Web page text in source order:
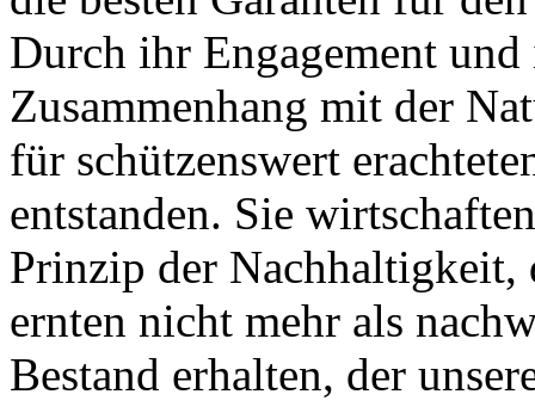
Durch ihr Engagement
Zusammenhang mit der
für schützenswert
entstanden. Sie
Prinzip der Nachhaltigkeit,
ernten nicht mehr als
Bestand erhalten, der